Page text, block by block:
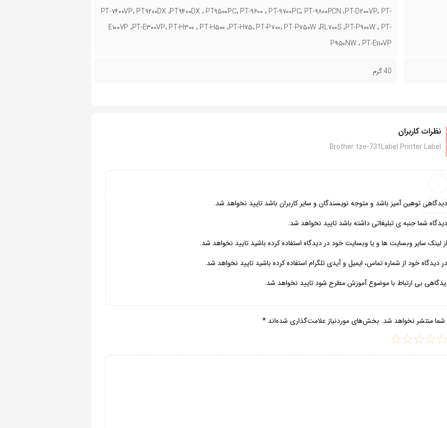
PT-۷۶۰۰VP، PT۹۲۰۰DX ،PT۹۴۰۰DX ، PT۹۵۰۰PC، PT-۹۶۰۰ ، PT-۹۷۰۰PC، PT-۹۸۰۰PCN ،PT-D۲۰۰VP، PT-
E۱۰۰VP ،PT-E۳۰۰VP، PT-H۳۰۰ ، PT-H۵۰۰ ،PT-H۷۵، PT-P۷۰۰، PT-P۷۵۰W ،RL۷۰۰S ،PT-P۹۰۰W ، PT-
P۹۵۰NW ، PT-E۱۱۰VP
40 گرم
نظرات کاربران
Brother tze-731Label Printer Label
توهین آمیز باشد و متوجه نویسندگان و سایر کاربران باشد تایید نخواهد شد.
شما جنبه ی تبلیغاتی داشته باشد تایید نخواهد شد.
لینک سایر وبسایت ها و یا وبسایت خود در دیدگاه استفاده کرده باشید تایید نخواهد شد.
دیدگاه خود از شماره تماس، ایمیل و آیدی تلگرام استفاده کرده باشید تایید نخواهد شد.
بی ارتباط با موضوع آموزش مطرح شود تایید نخواهد شد.
شما منتشر نخواهد شد. بخش‌های موردنیاز علامت‌گذاری شده‌اند *